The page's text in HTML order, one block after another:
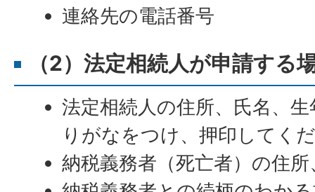
連絡先の電話番号
（2）法定相続人が申請する
法定相続人の住所、氏名、
りがなをつけ、押印してく
納税義務者（死亡者）の住